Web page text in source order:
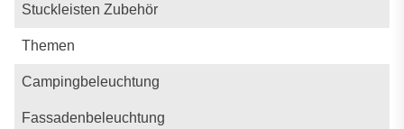
Stuckleisten Zubehör
Themen
Campingbeleuchtung
Fassadenbeleuchtung